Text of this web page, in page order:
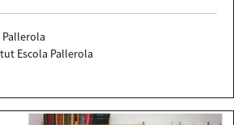
Escola Pallerola